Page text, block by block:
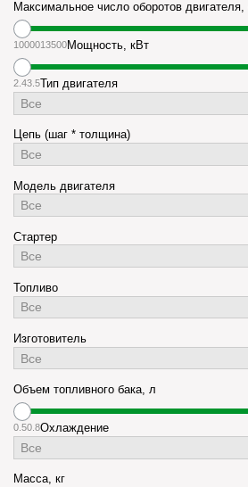
Максимальное число оборотов
1000013500Мощность, кВт
2.43.5 Тип двигателя
Цепь (шаг * толщина)
Модель двигателя
Стартер
Топливо
Изготовитель
Объем топливного бака, л
0.50.8Охлаждение
Масса, кг